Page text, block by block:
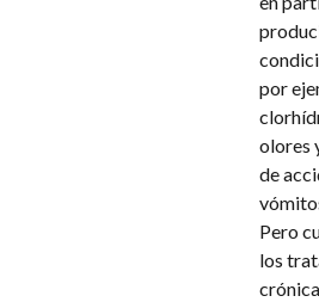
por
olores
de
Pero
los